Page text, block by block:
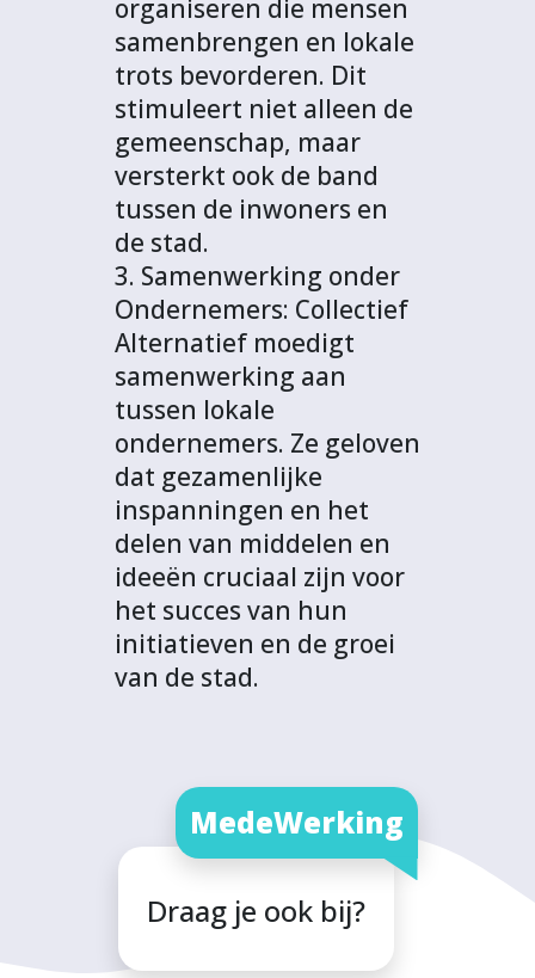
organiseren die mensen
samenbrengen en lokale
trots bevorderen. Dit
stimuleert niet alleen de
gemeenschap, maar
versterkt ook de band
tussen de inwoners en
de stad.
3. Samenwerking onder
Ondernemers: Collectief
Alternatief moedigt
samenwerking aan
tussen lokale
ondernemers. Ze geloven
dat gezamenlijke
inspanningen en het
delen van middelen en
ideeën cruciaal zijn voor
het succes van hun
initiatieven en de groei
van de stad.
MedeWerking
Draag je ook bij?